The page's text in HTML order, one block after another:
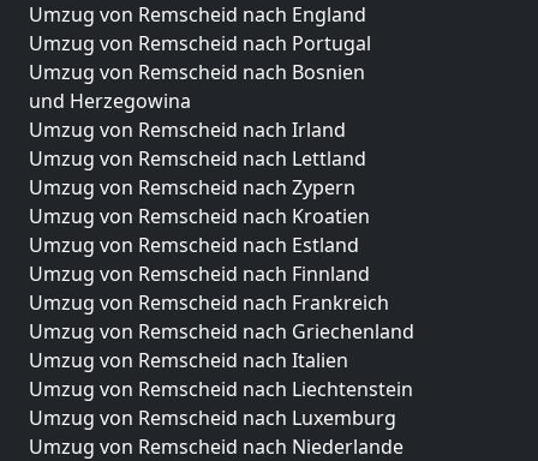
Umzug von Remscheid nach England
Umzug von Remscheid nach Portugal
Umzug von Remscheid nach Bosnien
und Herzegowina
Umzug von Remscheid nach Irland
Umzug von Remscheid nach Lettland
Umzug von Remscheid nach Zypern
Umzug von Remscheid nach Kroatien
Umzug von Remscheid nach Estland
Umzug von Remscheid nach Finnland
Umzug von Remscheid nach Frankreich
Umzug von Remscheid nach Griechenland
Umzug von Remscheid nach Italien
Umzug von Remscheid nach Liechtenstein
Umzug von Remscheid nach Luxemburg
Umzug von Remscheid nach Niederlande